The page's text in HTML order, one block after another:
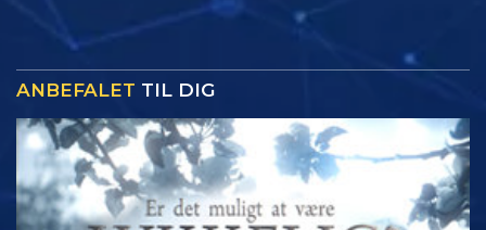
ANBEFALET TIL DIG